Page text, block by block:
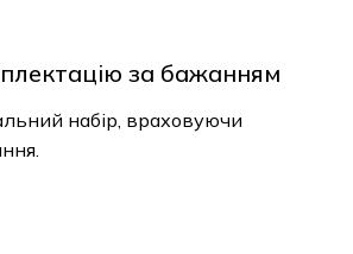
за бажанням
набір, враховуючи